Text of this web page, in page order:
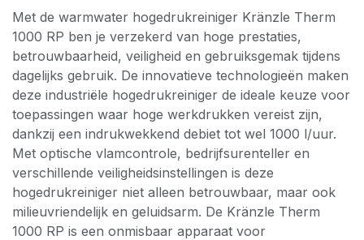
Met de warmwater hogedrukreiniger Kränzle Therm
1000 RP ben je verzekerd van hoge prestaties,
betrouwbaarheid, veiligheid en gebruiksgemak tijdens
dagelijks gebruik. De innovatieve technologieën maken
deze industriële hogedrukreiniger de ideale keuze voor
toepassingen waar hoge werkdrukken vereist zijn,
dankzij een indrukwekkend debiet tot wel 1000 l/uur.
Met optische vlamcontrole, bedrijfsurenteller en
verschillende veiligheidsinstellingen is deze
hogedrukreiniger niet alleen betrouwbaar, maar ook
milieuvriendelijk en geluidsarm. De Kränzle Therm
1000 RP is een onmisbaar apparaat voor